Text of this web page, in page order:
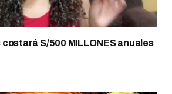
S/500 MILLONES anuales